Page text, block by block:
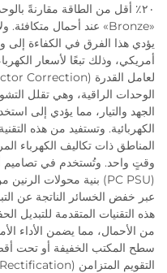
٢٠٪ أقل من الطاقة مقارنةً
أمريكي، وذلك تبعًا لأسعار
الوحدات الراقية، وهي تقلل
الجهد والتيار، مما يؤدي إلى
الكهربائية. وتستفيد من هذه
المناطق ذات تكاليف الكهرباء
وقتٍ واحد. وتُستخدم في تصاميم
عبر خفض الخسائر الناتجة عن
هذه التقنيات المتقدمة للتبديل
من الأحمال، مما يضمن الأداء
سطح المكتب الخفيفة أو تحت